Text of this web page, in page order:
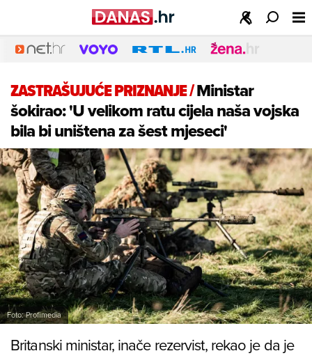
ZASTRAŠUJUĆE PRIZNANJE/Ministar
šokirao: 'U velikom ratu cijela naša vojska
bila bi uništena za šest mjeseci'
Foto: Profimedia
Britanski ministar, inače rezervist, rekao je da je